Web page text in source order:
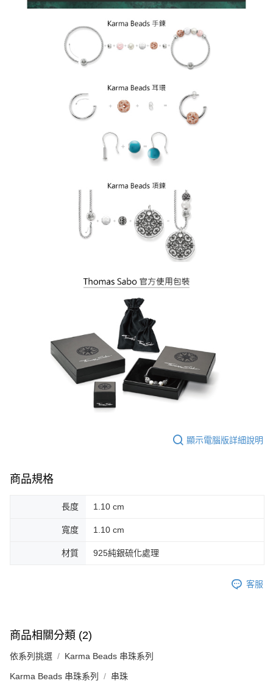
顯示電腦版詳細說明
商品規格
長度 1.10 cm
寬度 1.10 cm
材質 925純銀硫化處理
客服
商品相關分類 (2)
依系列挑選 Karma Beads 串珠系列
Karma Beads 串珠系列 串珠